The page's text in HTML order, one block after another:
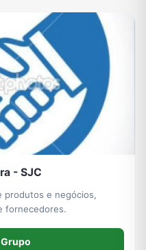
- SJC
produtos e negócios,
fornecedores.